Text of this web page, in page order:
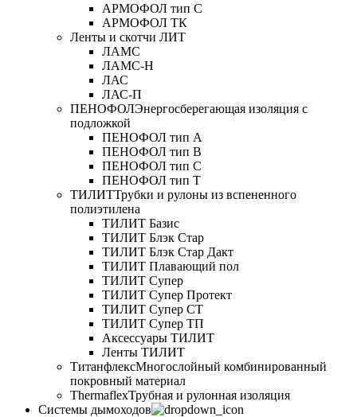
АРМОФОЛ тип C
АРМОФОЛ ТК
Ленты и скотчи ЛИТ
ЛАМС
ЛАМС-Н
ЛАС
ЛАС-П
ПЕНОФОЛЭнергосберегающая изоляция с
подложкой
ПЕНОФОЛ тип А
ПЕНОФОЛ тип B
ПЕНОФОЛ тип C
ПЕНОФОЛ тип T
ТИЛИТТрубки и рулоны из вспененного
полиэтилена
ТИЛИТ Базис
ТИЛИТ Блэк Стар
ТИЛИТ Блэк Стар Дакт
ТИЛИТ Плавающий пол
ТИЛИТ Супер
ТИЛИТ Супер Протект
ТИЛИТ Супер СТ
ТИЛИТ Супер ТП
Аксессуары ТИЛИТ
Ленты ТИЛИТ
ТитанфлексМногослойный комбинированный
покровный материал
ThermaflexТрубная и рулонная изоляция
Cистемы дымоходов